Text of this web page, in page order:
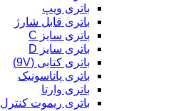
باتری ویپ
باتری قابل شارژ
باتری سایز C
باتری سایز D
باتری کتابی (9V)
باتری پاناسونیک
باتری وارتا
باتری ریموت کنترل